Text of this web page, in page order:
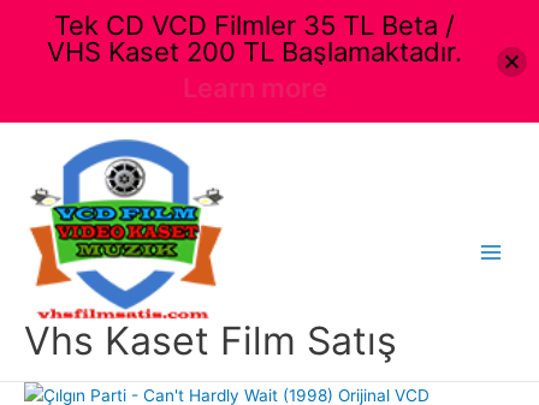
Vhs Kaset Film Satış
Tek CD VCD Filmler 35 TL Beta /
VHS Kaset 200 TL Başlamaktadır.
Learn more